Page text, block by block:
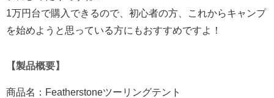
1万円台で購入できるので、初心者の方、これからキャンプ
を始めようと思っている方にもおすすめですよ！
【製品概要】
商品名：Featherstoneツーリングテント